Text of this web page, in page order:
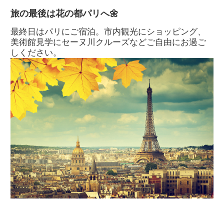
旅の最後は花の都パリへ🌼
最終日はパリにご宿泊。市内観光にショッピング、
美術館見学にセーヌ川クルーズなどご自由にお過ご
しください。